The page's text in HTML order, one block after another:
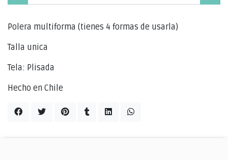
Polera multiforma (tienes 4 formas de usarla)
Talla unica
Tela: Plisada
Hecho en Chile